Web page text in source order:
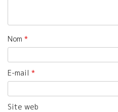
Nom *
E-mail *
Site web